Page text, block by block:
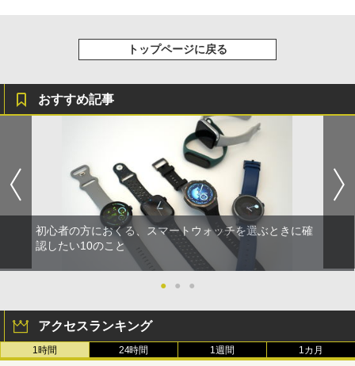
トップページに戻る
おすすめ記事
初心者の方におくる、スマートウォッチを選ぶときに確
認したい10のこと
● ● ●
アクセスランキング
1時間 24時間 1週間 1カ月